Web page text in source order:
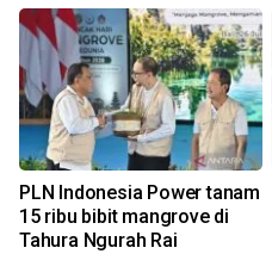
PLN Indonesia Power tanam
15 ribu bibit mangrove di
Tahura Ngurah Rai